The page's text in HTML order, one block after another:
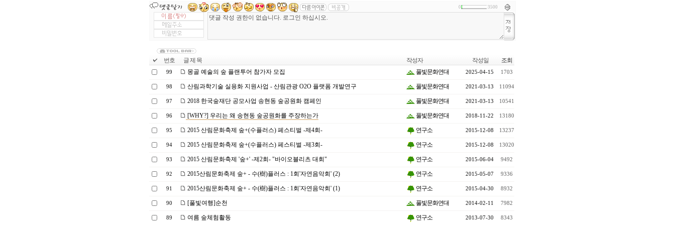
0 3500
번호 글 제 목 작성자 작성일 조회
99 몽골 예술의 숲 플랜투어 참가자 모집 풀빛문화연대 2025-04-15 1703
98 산림과학기술 실용화 지원사업 - 산림관광 O2O 플랫폼 개발연구 풀빛문화연대 2021-03-13 11094
97 2018 한국숲재단 공모사업 송현동 숲공원화 캠페인 풀빛문화연대 2021-03-13 10541
96 [WHY?] 우리는 왜 송현동 숲공원화를 주장하는가 풀빛문화연대 2018-11-22 13180
95 2015 산림문화축제 숲+(수플러스) 페스티벌 -제4회- 연구소 2015-12-08 13237
94 2015 산림문화축제 숲+(수플러스) 페스티벌 -제3회- 연구소 2015-12-08 13020
93 2015 산림문화축제 '숲+' -제2회- "바이오블리츠 대회" 연구소 2015-06-04 9492
92 2015산림문화축제 숲+ - 수(樹)플러스 : 1회'자연음악회' (2) 연구소 2015-05-07 9336
91 2015산림문화축제 숲+ - 수(樹)플러스 : 1회'자연음악회' (1) 연구소 2015-04-30 8932
90 [풀빛여행]순천 풀빛문화연대 2014-02-11 7982
89 여름 숲체험활동 연구소 2013-07-30 8343